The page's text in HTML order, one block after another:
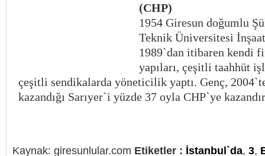
(CHP)
1954 Giresun doğumlu
Teknik Üniversitesi
1989`dan itibaren kendi
yapıları, çeşitli taahhüt
çeşitli sendikalarda yöneticilik yaptı. Genç,
kazandığı Sarıyer`i yüzde 37 oyla CHP`ye
Kaynak: giresunlular.com Etiketler : İstanbul`da, 3,